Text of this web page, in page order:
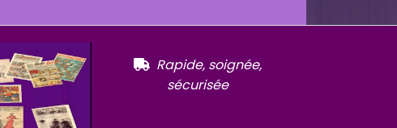
 Rapide, soignée,
sécurisée